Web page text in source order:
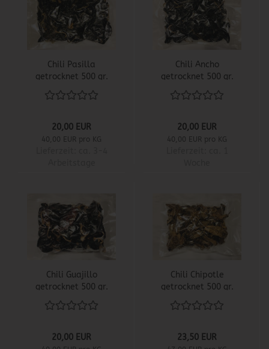
Chili Pasilla
getrocknet 500 gr.
20,00 EUR
40,00 EUR pro KG
Chili Ancho
getrocknet 500 gr.
20,00 EUR
40,00 EUR pro KG
Chili Guajillo
getrocknet 500 gr.
20,00 EUR
Chili Chipotle
getrocknet 500 gr.
23,50 EUR